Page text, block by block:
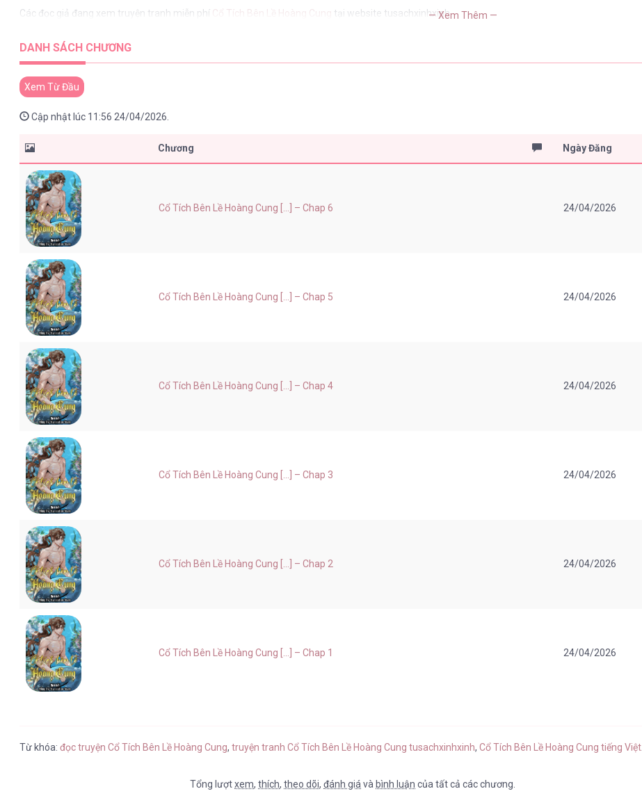
Các đọc giả đang xem truyện tranh miễn phí Cổ Tích Bên Lề Hoàng Cung tại website tusachxinhxinh— Xem Thêm —
DANH SÁCH CHƯƠNG
Xem Từ Đầu
Cập nhật lúc 11:56 24/04/2026.
Chương Ngày Đăng
Cổ Tích Bên Lề Hoàng Cung [...] – Chap 6 24/04/2026
Cổ Tích Bên Lề Hoàng Cung [...] – Chap 5 24/04/2026
Cổ Tích Bên Lề Hoàng Cung [...] – Chap 4 24/04/2026
Cổ Tích Bên Lề Hoàng Cung [...] – Chap 3 24/04/2026
Cổ Tích Bên Lề Hoàng Cung [...] – Chap 2 24/04/2026
Cổ Tích Bên Lề Hoàng Cung [...] – Chap 1 24/04/2026
Từ khóa:đọc truyện Cổ Tích Bên Lề Hoàng Cung,truyện tranh Cổ Tích Bên Lề Hoàng Cung tusachxinhxinh,Cổ Tích Bên Lề Hoàng Cung tiếng Việt
Tổng lượtxem,thích,theo dõi,đánh giá và bình luận của tất cả các chương.